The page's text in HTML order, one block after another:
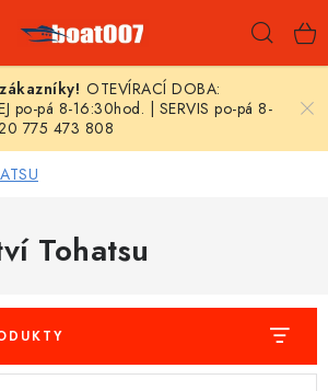
OTEVÍRACÍ DOBA:
po-pá 8-16:30hod. | SERVIS po-pá 8-
775 473 808
Tohatsu